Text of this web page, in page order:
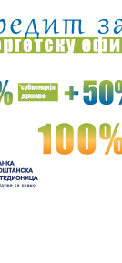
najviše jedu?
i Hrvatska u finalu
u centru Niša!
slavi uspeh u Beču: